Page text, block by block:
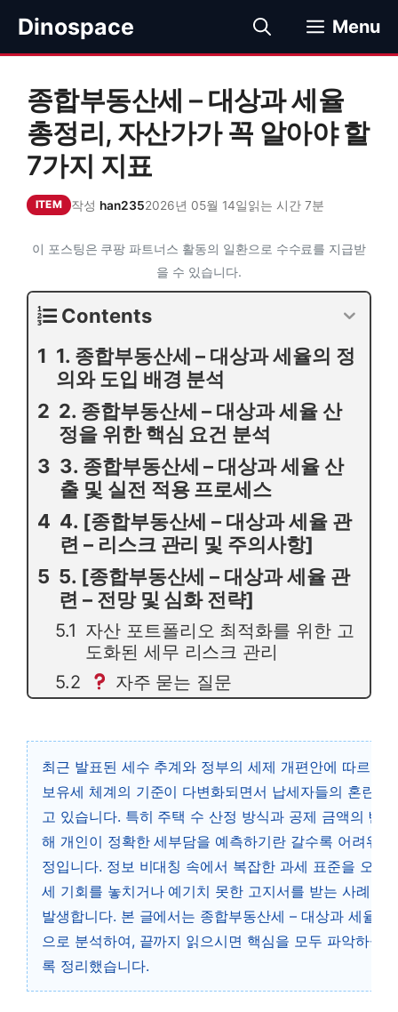
츠
Dinospace Menu
종합부동산세 – 대상과 세율
총정리, 자산가가 꼭 알아야 할
7가지 지표
ITEM 작성 han2352026년 05월 14일읽는 시간 7분
이 포스팅은 쿠팡 파트너스 활동의 일환으로 수수료를 지급받
을 수 있습니다.
Contents
1. 종합부동산세 – 대상과 세율의 정
의와 도입 배경 분석
2. 종합부동산세 – 대상과 세율 산
정을 위한 핵심 요건 분석
3. 종합부동산세 – 대상과 세율 산
출 및 실전 적용 프로세스
4. [종합부동산세 – 대상과 세율 관
련 – 리스크 관리 및 주의사항]
5. [종합부동산세 – 대상과 세율 관
련 – 전망 및 심화 전략]
자산 포트폴리오 최적화를 위한 고
도화된 세무 리스크 관리
자주 묻는 질문
최근 발표된 세수 추계와 정부의 세제 개편안에 따르면,
보유세 체계의 기준이 다변화되면서 납세자들의 혼란이
고 있습니다. 특히 주택 수 산정 방식과 공제 금액의 변
해 개인이 정확한 세부담을 예측하기란 갈수록 어려워지
정입니다. 정보 비대칭 속에서 복잡한 과세 표준을 오인
세 기회를 놓치거나 예기치 못한 고지서를 받는 사례도
발생합니다. 본 글에서는 종합부동산세 – 대상과 세율을
으로 분석하여, 끝까지 읽으시면 핵심을 모두 파악하실
록 정리했습니다.